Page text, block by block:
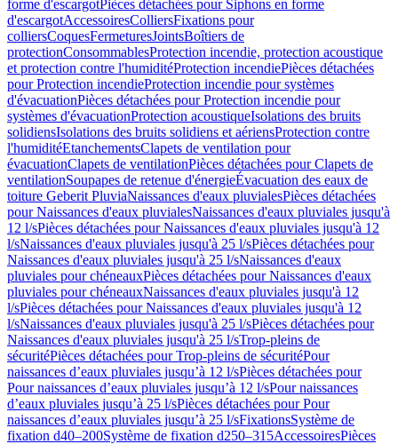
forme d'escargotPièces détachées pour Siphons en forme
d'escargotAccessoiresColliersFixations pour
colliersCoquesFermeturesJointsBoîtiers de
protectionConsommablesProtection incendie, protection acoustique
et protection contre l'humiditéProtection incendiePièces détachées
pour Protection incendieProtection incendie pour systèmes
d'évacuationPièces détachées pour Protection incendie pour
systèmes d'évacuationProtection acoustiqueIsolations des bruits
solidiensIsolations des bruits solidiens et aériensProtection contre
l'humiditéEtanchementsClapets de ventilation pour
évacuationClapets de ventilationPièces détachées pour Clapets de
ventilationSoupapes de retenue d'énergieÉvacuation des eaux de
toiture Geberit PluviaNaissances d'eaux pluvialesPièces détachées
pour Naissances d'eaux pluvialesNaissances d'eaux pluviales jusqu'à
12 l/sPièces détachées pour Naissances d'eaux pluviales jusqu'à 12
l/sNaissances d'eaux pluviales jusqu'à 25 l/sPièces détachées pour
Naissances d'eaux pluviales jusqu'à 25 l/sNaissances d'eaux
pluviales pour chéneauxPièces détachées pour Naissances d'eaux
pluviales pour chéneauxNaissances d'eaux pluviales jusqu'à 12
l/sPièces détachées pour Naissances d'eaux pluviales jusqu'à 12
l/sNaissances d'eaux pluviales jusqu'à 25 l/sPièces détachées pour
Naissances d'eaux pluviales jusqu'à 25 l/sTrop-pleins de
sécuritéPièces détachées pour Trop-pleins de sécuritéPour
naissances d’eaux pluviales jusqu’à 12 l/sPièces détachées pour
Pour naissances d’eaux pluviales jusqu’à 12 l/sPour naissances
d’eaux pluviales jusqu’à 25 l/sPièces détachées pour Pour
naissances d’eaux pluviales jusqu’à 25 l/sFixationsSystème de
fixation d40–200Système de fixation d250–315AccessoiresPièces